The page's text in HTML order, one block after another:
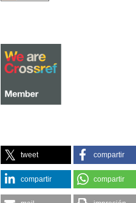
tweet compartir
compartir compartir